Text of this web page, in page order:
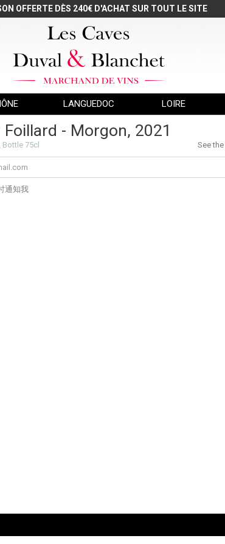
OFFERTE DÈS 240€ D'ACHAT SUR TOUT LE SITE
LANGUEDOC LOIRE
Foillard - Morgon, 2021
Bottle 75cl See
通知我